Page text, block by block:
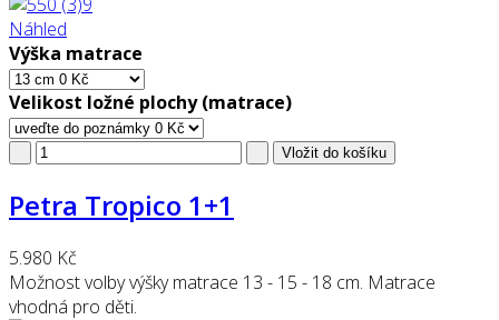
Náhled
Výška matrace
Velikost ložné plochy (matrace)
Petra Tropico 1+1
5.980 Kč
Možnost volby výšky matrace 13 - 15 - 18 cm. Matrace
vhodná pro děti.